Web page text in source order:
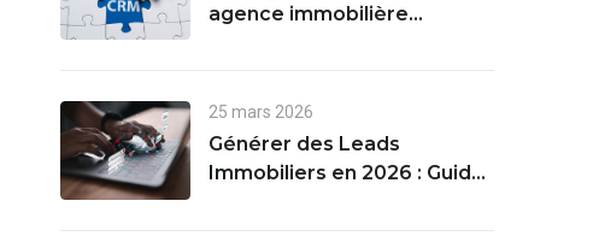
agence immobilière
25 mars 2026
Générer des Leads
Immobiliers en 2026 : Guide